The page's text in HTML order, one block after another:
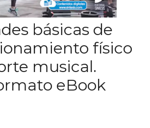
básicas de
físico
musical.
eBook